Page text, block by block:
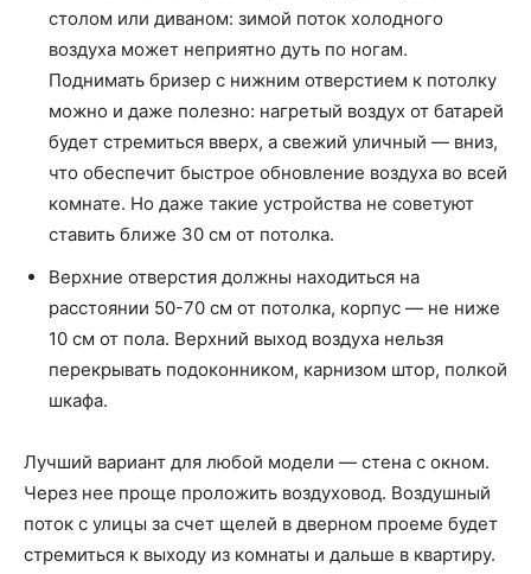
столом или диваном: зимой поток холодного
воздуха может неприятно дуть по ногам.
Поднимать бризер с нижним отверстием к потолку
можно и даже полезно: нагретый воздух от батарей
будет стремиться вверх, а свежий уличный — вниз,
что обеспечит быстрое обновление воздуха во всей
комнате. Но даже такие устройства не советуют
ставить ближе 30 см от потолка.
Верхние отверстия должны находиться на
расстоянии 50-70 см от потолка, корпус — не ниже
10 см от пола. Верхний выход воздуха нельзя
перекрывать подоконником, карнизом штор, полкой
шкафа.
Лучший вариант для любой модели — стена с окном.
Через нее проще проложить воздуховод. Воздушный
поток с улицы за счет щелей в дверном проеме будет
стремиться к выходу из комнаты и дальше в квартиру.